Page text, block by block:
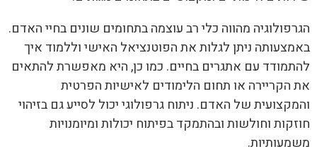
הגרפולוגיה מהווה כלי רב עוצמה בתחומים שונים בחיי האדם.
באמצעותה ניתן לגלות את הפוטנציאל האישי וללמוד איך
להתמודד עם אתגרים בחיים. כמו כן, היא מאפשרת להתאים
את הקריירה או תחום הלימודים לאישיות הפרטית
והמקצועית של האדם. ניתוח גרפולוגי יכול לסייע גם בזיהוי
חוזקות וחולשות ובהתמקד בפיתוח יכולות ומיומנויות
משמעותיות.